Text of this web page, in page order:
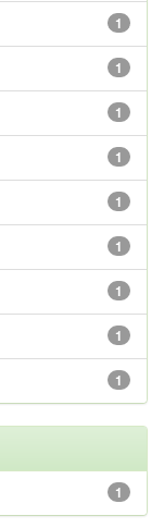
1
1
1
1
1
1
1
1
1
1